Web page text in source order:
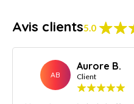
Avis clients5.0
AB
Aurore B.
Client